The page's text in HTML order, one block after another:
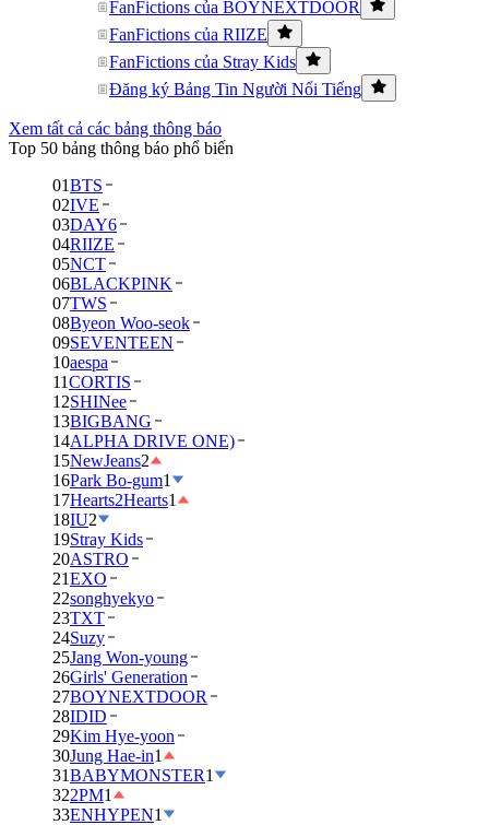
FanFictions của BOYNEXTDOOR
FanFictions của RIIZE
FanFictions của Stray Kids
Đăng ký Bảng Tin Người Nổi Tiếng
Xem tất cả các bảng thông báo
Top 50 bảng thông báo phổ biến
01BTS
02IVE
03DAY6
04RIIZE
05NCT
06BLACKPINK
07TWS
08Byeon Woo-seok
09SEVENTEEN
10aespa
11CORTIS
12SHINee
13BIGBANG
14ALPHA DRIVE ONE)
15NewJeans2
16Park Bo-gum1
17Hearts2Hearts1
18IU2
19Stray Kids
20ASTRO
21EXO
22songhyekyo
23TXT
24Suzy
25Jang Won-young
26Girls' Generation
27BOYNEXTDOOR
28IDID
29Kim Hye-yoon
30Jung Hae-in1
31BABYMONSTER1
322PM1
33ENHYPEN1